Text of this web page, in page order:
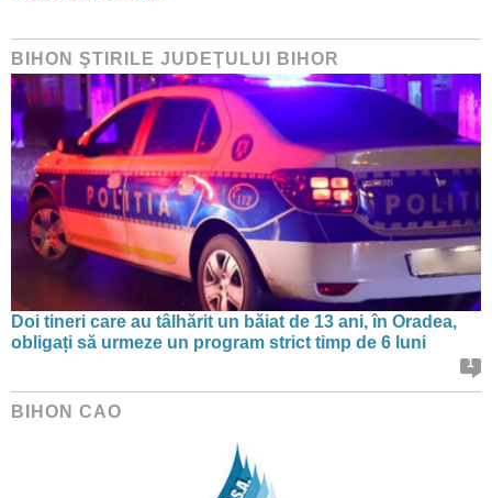
BIHON ŞTIRILE JUDEŢULUI BIHOR
Doi tineri care au tâlhărit un băiat de 13 ani, în Oradea,
obligați să urmeze un program strict timp de 6 luni
1
BIHON CAO